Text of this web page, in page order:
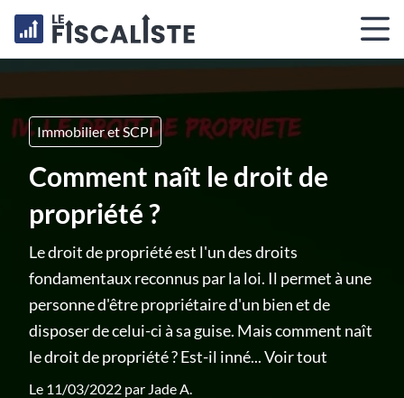
Immobilier et SCPI
Comment naît le droit de
propriété ?
Le droit de propriété est l'un des droits
fondamentaux reconnus par la loi. Il permet à une
personne d'être propriétaire d'un bien et de
disposer de celui-ci à sa guise. Mais comment naît
le droit de propriété ? Est-il inné...Voir tout
Le 11/03/2022 par Jade A.